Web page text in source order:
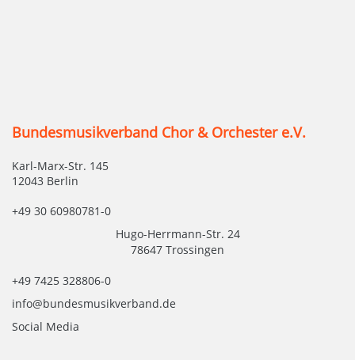
Bundesmusikverband Chor & Orchester e.V.
Karl-Marx-Str. 145
12043 Berlin
+49 30 60980781-0
Hugo-Herrmann-Str. 24
78647 Trossingen
+49 7425 328806-0
info@bundesmusikverband.de
Social Media